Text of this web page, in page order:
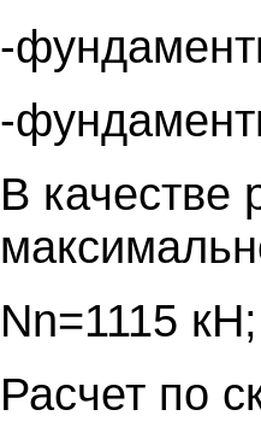
-
-
В качестве
Nn=1115
Расчет по